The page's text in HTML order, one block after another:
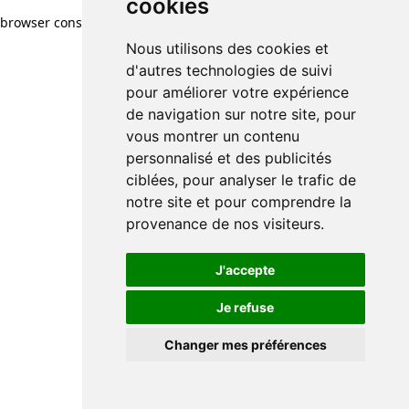
cookies
Nous utilisons des cookies et
d'autres technologies de suivi
pour améliorer votre expérience
de navigation sur notre site, pour
vous montrer un contenu
personnalisé et des publicités
ciblées, pour analyser le trafic de
notre site et pour comprendre la
provenance de nos visiteurs.
J'accepte
Je refuse
Changer mes préférences
browser console for more information)